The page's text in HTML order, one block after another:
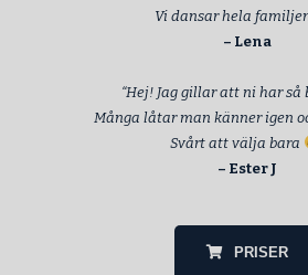
Vi dansar hela
– Lena
“Hej! Jag gillar att ni har så
Många låtar man känner igen
Svårt att välja bara
– Ester J
PRISER